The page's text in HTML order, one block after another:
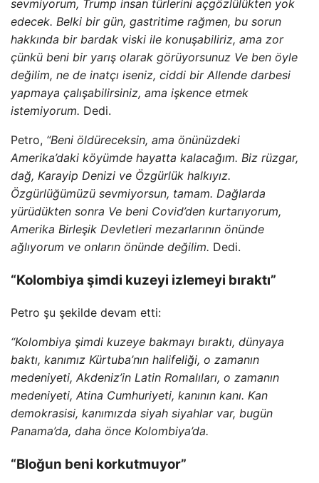
sevmiyorum, Trump insan türlerini açgözlülükten yok
edecek. Belki bir gün, gastritime rağmen, bu sorun
hakkında bir bardak viski ile konuşabiliriz, ama zor
çünkü beni bir yarış olarak görüyorsunuz Ve ben öyle
değilim, ne de inatçı iseniz, ciddi bir Allende darbesi
yapmaya çalışabilirsiniz, ama işkence etmek
istemiyorum. Dedi.
Petro, “Beni öldüreceksin, ama önünüzdeki
Amerika’daki köyümde hayatta kalacağım. Biz rüzgar,
dağ, Karayip Denizi ve Özgürlük halkıyız.
Özgürlüğümüzü sevmiyorsun, tamam. Dağlarda
yürüdükten sonra Ve beni Covid’den kurtarıyorum,
Amerika Birleşik Devletleri mezarlarının önünde
ağlıyorum ve onların önünde değilim. Dedi.
“Kolombiya şimdi kuzeyi izlemeyi bıraktı”
Petro şu şekilde devam etti:
“Kolombiya şimdi kuzeye bakmayı bıraktı, dünyaya
baktı, kanımız Kürtuba’nın halifeliği, o zamanın
medeniyeti, Akdeniz’in Latin Romalıları, o zamanın
medeniyeti, Atina Cumhuriyeti, kanının kanı. Kan
demokrasisi, kanımızda siyah siyahlar var, bugün
Panama’da, daha önce Kolombiya’da.
“Bloğun beni korkutmuyor”